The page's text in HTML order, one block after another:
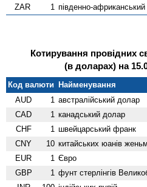
ZAR 1 південно-
Котирування провідних
(в доларах) на
Код валюти Найменування
AUD
1 австралійський долар
CAD 1 канадський долар
CHF 1 швейцарський франк
CNY 10 китайських юанів
EUR 1 Євро
GBP 1 фунт стерлінгів